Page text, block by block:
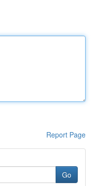
Report Page
Go